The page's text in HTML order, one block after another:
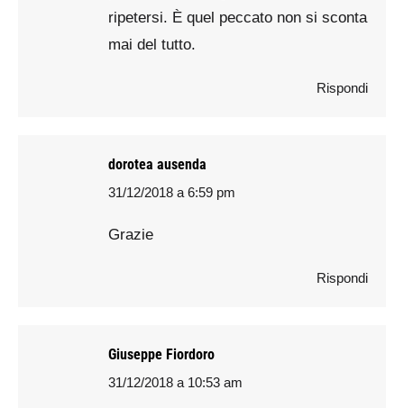
ripetersi. È quel peccato non si sconta
mai del tutto.
Rispondi
dorotea ausenda
says:
31/12/2018 a 6:59 pm
Grazie
Rispondi
Giuseppe Fiordoro
says:
31/12/2018 a 10:53 am